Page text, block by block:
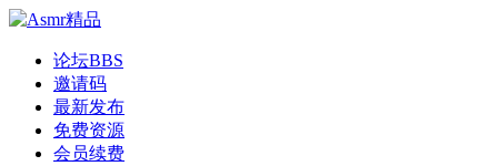
论坛BBS
邀请码
最新发布
免费资源
会员续费